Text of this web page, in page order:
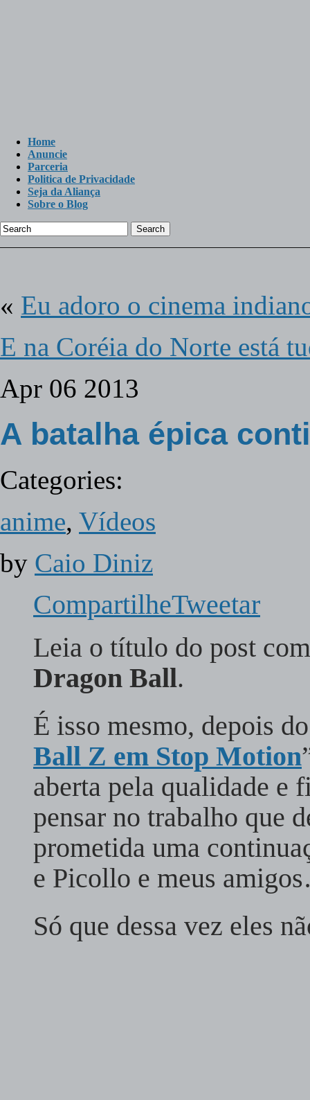
Home
Anuncie
Parceria
Politica de Privacidade
Seja da Aliança
Sobre o Blog
Search
« Eu adoro o cinema
E na Coréia do Norte está
Apr 06 2013
A batalha épica
Categories:
anime, Vídeos
by Caio Diniz
CompartilheTweetar
Leia o título do post
Dragon Ball.
É isso mesmo, depois
Ball Z em Stop Motion
aberta pela qualidade e
pensar no trabalho que
prometida uma
e Picollo e meus
Só que dessa vez eles